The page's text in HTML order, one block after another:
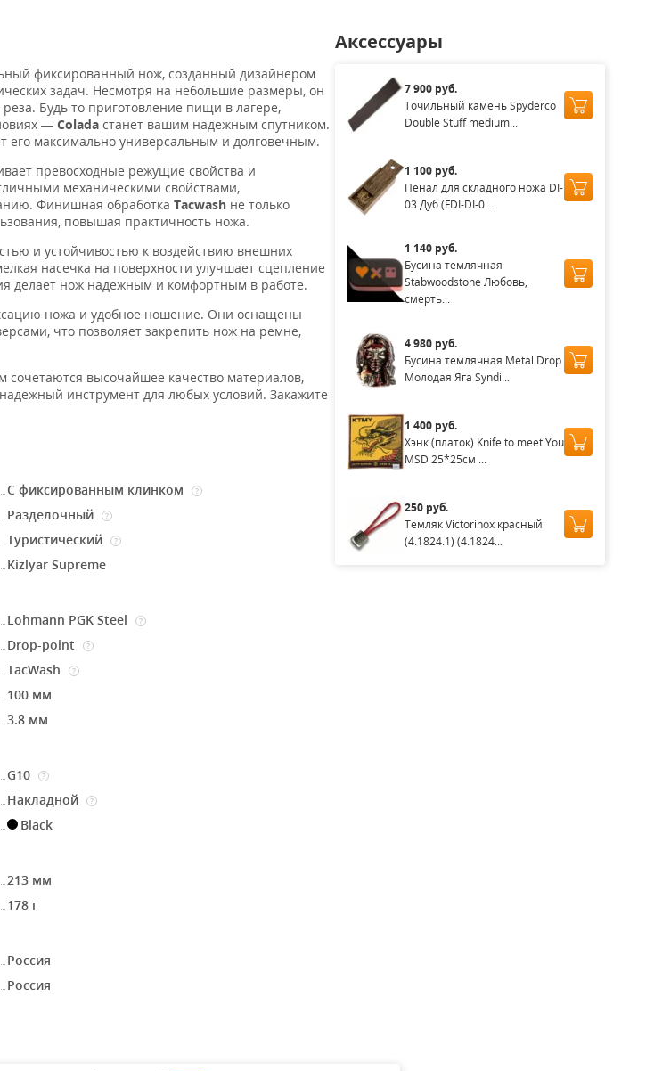
фиксированный нож, созданный дизайнером
задач. Несмотря на небольшие размеры, он
Будь то приготовление пищи в лагере,
— Colada станет вашим надежным спутником.
его максимально универсальным и долговечным.
превосходные режущие свойства и
механическими свойствами,
Финишная обработка Tacwash не только
повышая практичность ножа.
и устойчивостью к воздействию внешних
насечка на поверхности улучшает сцепление
делает нож надежным и комфортным в работе.
ножа и удобное ношение. Они оснащены
что позволяет закрепить нож на ремне,
высочайшее качество материалов,
инструмент для любых условий. Закажите
С фиксированным клинком ?
Разделочный ?
Туристический ?
Kizlyar Supreme
Lohmann PGK Steel ?
Drop-point ?
TacWash ?
100 мм
3.8 мм
G10 ?
Накладной ?
Black
213 мм
178 г
Россия
Россия
Аксессуары
7 900 руб.
Точильный камень Spyderco
Double Stuff medium...
1 100 руб.
Пенал для складного ножа DI-
03 Дуб (FDI-DI-0...
1 140 руб.
Бусина темлячная
Stabwoodstone Любовь,
смерть...
4 980 руб.
Бусина темлячная Metal Drop
Молодая Яга Syndi...
1 400 руб.
Хэнк (платок) Knife to meet You
MSD 25*25см ...
250 руб.
Темляк Victorinox красный
(4.1824.1) (4.1824...